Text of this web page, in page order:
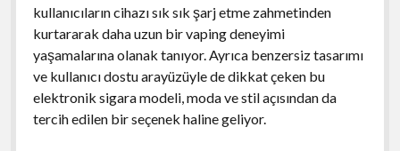
kullanıcıların cihazı sık sık şarj etme zahmetinden
kurtararak daha uzun bir vaping deneyimi
yaşamalarına olanak tanıyor. Ayrıca benzersiz tasarımı
ve kullanıcı dostu arayüzüyle de dikkat çeken bu
elektronik sigara modeli, moda ve stil açısından da
tercih edilen bir seçenek haline geliyor.